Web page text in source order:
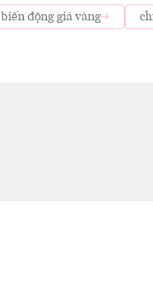
biến động giá vàng